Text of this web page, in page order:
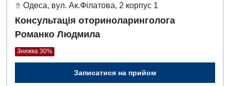
Одеса, вул. Ак.Філатова, 2 корпус 1
Консультація оториноларинголога
Романко Людмила
Знижка 30%
Записатися на прийом